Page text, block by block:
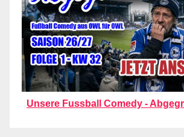
Unsere Fussball Comedy -